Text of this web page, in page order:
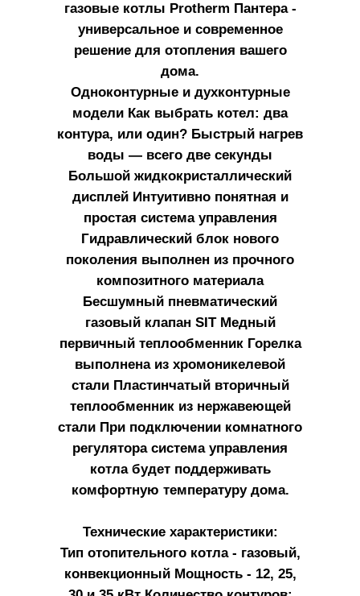
газовые котлы Protherm Пантера -
универсальное и современное
решение для отопления вашего
дома.
Одноконтурные и духконтурные
модели Как выбрать котел: два
контура, или один? Быстрый нагрев
воды — всего две секунды
Большой жидкокристаллический
дисплей Интуитивно понятная и
простая система управления
Гидравлический блок нового
поколения выполнен из прочного
композитного материала
Бесшумный пневматический
газовый клапан SIT Медный
первичный теплообменник Горелка
выполнена из хромоникелевой
стали Пластинчатый вторичный
теплообменник из нержавеющей
стали При подключении комнатного
регулятора система управления
котла будет поддерживать
комфортную температуру дома.
Технические характеристики:
Тип отопительного котла - газовый,
конвекционный Мощность - 12, 25,